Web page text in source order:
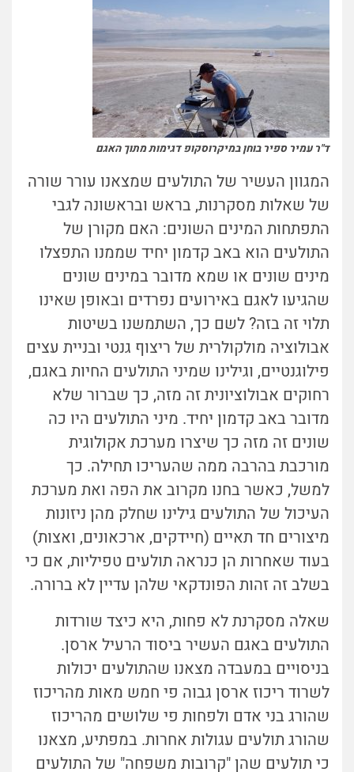
ד"ר עמיר ספיר בוחן במיקרוסקופ דגימות מתוך האגם
המגוון העשיר של התולעים שמצאנו עורר שורה
של שאלות מסקרנות, בראש ובראשונה לגבי
התפתחות המינים השונים: האם מקורן של
התולעים הוא באב קדמון יחיד שממנו התפצלו
מינים שונים או שמא מדובר במינים שונים
שהגיעו לאגם באירועים נפרדים ובאופן שאינו
תלוי זה בזה? לשם כך, השתמשנו בשיטות
אבולוציה מולקולרית של ריצוף גנטי ובניית עצים
פילוגנטיים, וגילינו שמיני התולעים החיות באגם,
רחוקים אבולוציונית זה מזה, כך שברור שלא
מדובר באב קדמון יחיד. מיני התולעים היו כה
שונים זה מזה כך שיצרו מערכת אקולוגית
מורכבת בהרבה ממה שהעריכו תחילה. כך
למשל, כאשר בחנו מקרוב את הפה ואת מערכת
העיכול של התולעים גילינו שחלק מהן ניזונות
מיצורים חד תאיים (חיידקים, ארכאונים, ואצות)
בעוד שאחרות הן כנראה תולעים טפיליות, אם כי
בשלב זה זהות הפונדקאי שלהן עדיין לא ברורה.
שאלה מסקרנת לא פחות, היא כיצד שורדות
התולעים באגם העשיר ביסוד הרעיל ארסן.
בניסויים במעבדה מצאנו שהתולעים יכולות
לשרוד ריכוז ארסן גבוה פי חמש מאות מהריכוז
שהורג בני אדם ולפחות פי שלושים מהריכוז
שהורג תולעים עגולות אחרות. במפתיע, מצאנו
כי תולעים שהן "קרובות משפחה" של התולעים